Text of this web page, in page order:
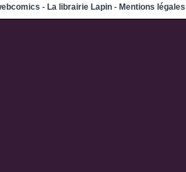
- La librairie Lapin - Mentions